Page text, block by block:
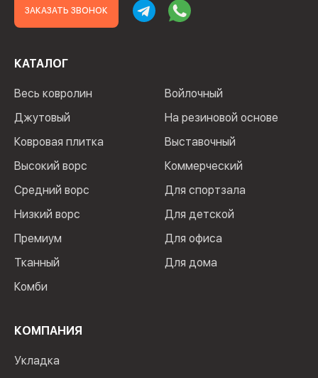
ЗАКАЗАТЬ ЗВОНОК
КАТАЛОГ
Весь ковролин
Джутовый
Ковровая плитка
Высокий ворс
Средний ворс
Низкий ворс
Премиум
Тканный
Комби
Войлочный
На резиновой основе
Выставочный
Коммерческий
Для спортзала
Для детской
Для офиса
Для дома
КОМПАНИЯ
Укладка